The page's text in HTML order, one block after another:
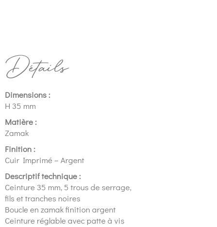
Détails
Dimensions :
H 35 mm
Matière :
Zamak
Finition :
Cuir Imprimé – Argent
Descriptif technique :
Ceinture 35 mm, 5 trous de serrage,
fils et tranches noires
Boucle en zamak finition argent
Ceinture réglable avec patte à vis